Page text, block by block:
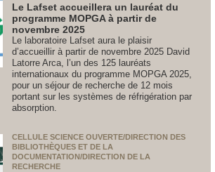
Le Lafset accueillera un lauréat du
programme MOPGA à partir de
novembre 2025
Le laboratoire Lafset aura le plaisir
d’accueillir à partir de novembre 2025 David
Latorre Arca, l’un des 125 lauréats
internationaux du programme MOPGA 2025,
pour un séjour de recherche de 12 mois
portant sur les systèmes de réfrigération par
absorption.
CELLULE SCIENCE OUVERTE/DIRECTION DES
BIBLIOTHÈQUES ET DE LA
DOCUMENTATION/DIRECTION DE LA
RECHERCHE